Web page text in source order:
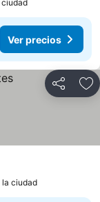
ciudad
Ver precios
Compartir
la ciudad